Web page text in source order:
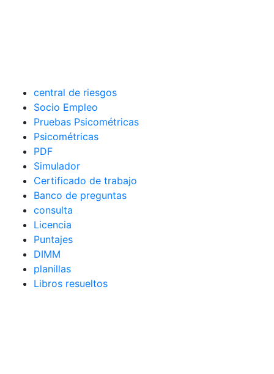
central de riesgos
Socio Empleo
Pruebas Psicométricas
Psicométricas
PDF
Simulador
Certificado de trabajo
Banco de preguntas
consulta
Licencia
Puntajes
DIMM
planillas
Libros resueltos